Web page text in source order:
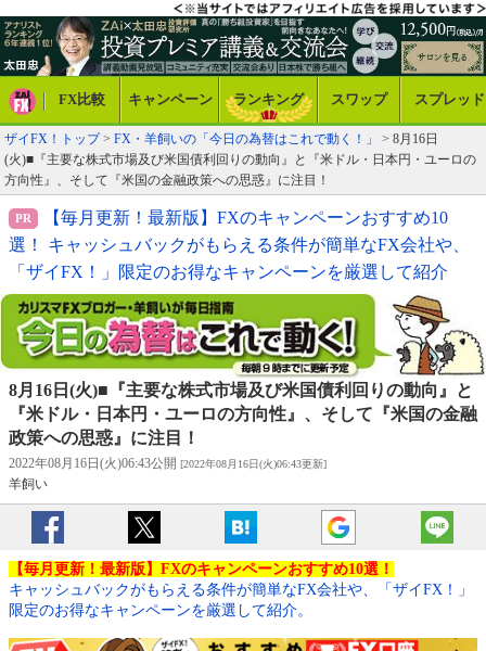
FX比較 キャンペーン ランキング スワップ スプレッド
ザイFX！トップ> FX・羊飼いの「今日の為替はこれで動く！」
> 8月16日
(火)■『主要な株式市場及び米国債利回りの動向』と『米ドル・日本円・ユーロの
方向性』、そして『米国の金融政策への思惑』に注目！
【毎月更新！最新版】FXのキャンペーンおすすめ10
選！ キャッシュバックがもらえる条件が簡単なFX会社や、
「ザイFX！」限定のお得なキャンペーンを厳選して紹介
8月16日(火)■『主要な株式市場及び米国債利回りの動向』と
『米ドル・日本円・ユーロの方向性』、そして『米国の金融
政策への思惑』に注目！
2022年08月16日(火)06:43公開 [2022年08月16日(火)06:43更新]
羊飼い
【毎月更新！最新版】FXのキャンペーンおすすめ10選！
キャッシュバックがもらえる条件が簡単なFX会社や、「ザイFX！」
限定のお得なキャンペーンを厳選して紹介。